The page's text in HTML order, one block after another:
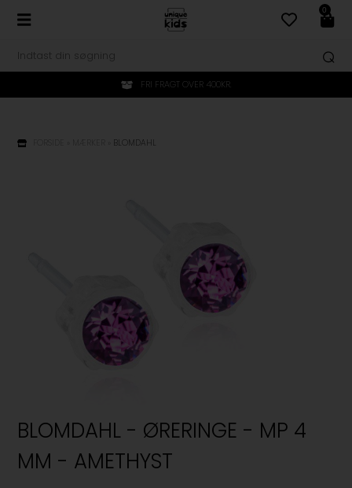
0
FRI FRAGT OVER 400KR.
BLOMDAHL
BLOMDAHL - ØRERINGE - MP 4
MM - AMETHYST